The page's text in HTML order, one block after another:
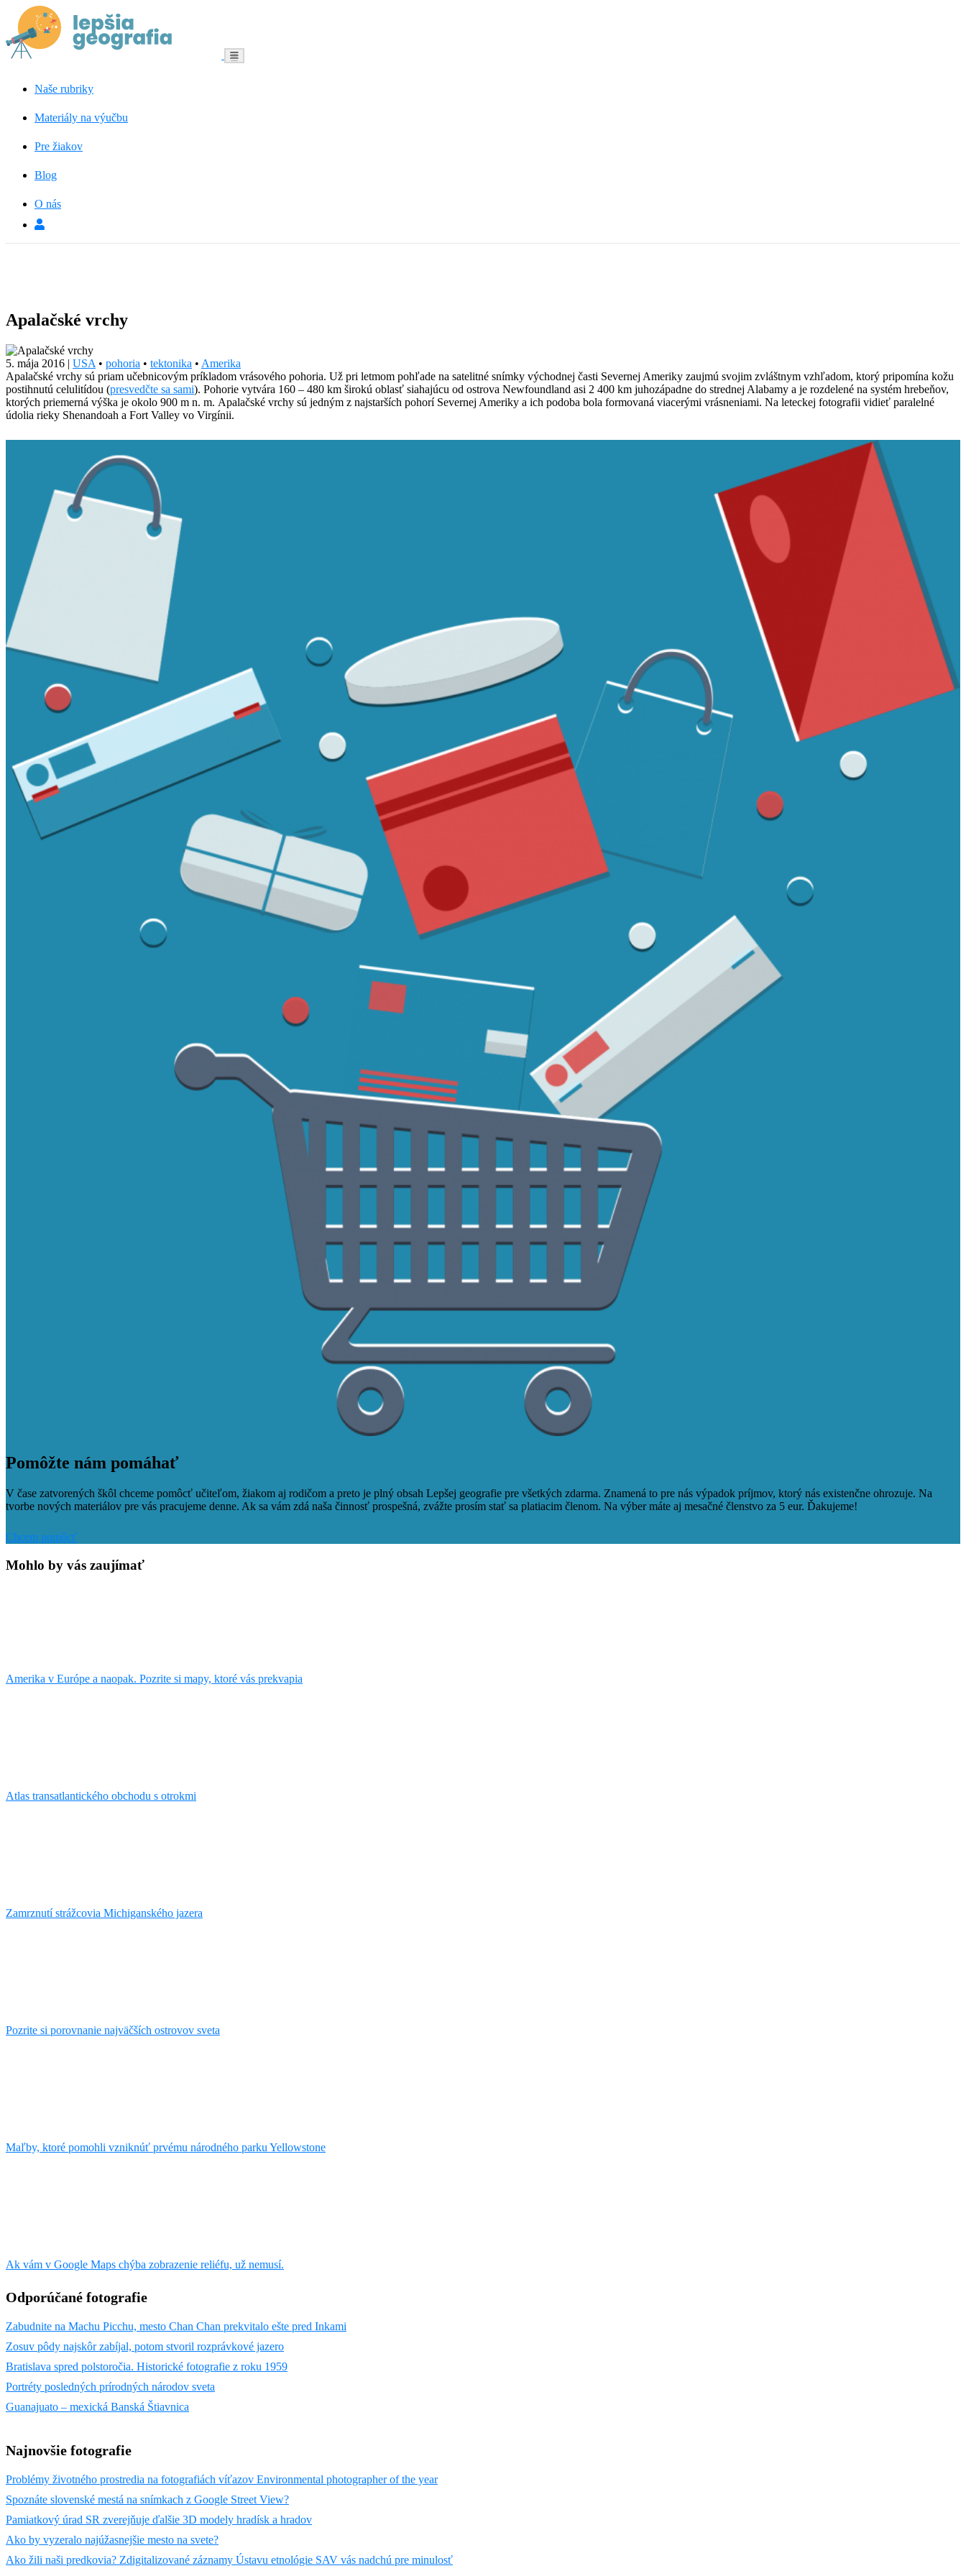
Menu
Naše rubriky
Materiály na výučbu
Pre žiakov
Blog
O nás
Apalačské vrchy
5. mája 2016 | USA • pohoria • tektonika • Amerika
Apalačské vrchy sú priam učebnicovým príkladom vrásového pohoria. Už pri letmom pohľade na satelitné snímky východnej časti Severnej Ameriky zaujmú svojim zvláštnym vzhľadom, ktorý pripomína kožu
postihnutú celulitídou (presvedčte sa sami). Pohorie vytvára 160 – 480 km širokú oblasť siahajúcu od ostrova Newfoundland asi 2 400 km juhozápadne do strednej Alabamy a je rozdelené na systém hrebeňov,
ktorých priemerná výška je okolo 900 m n. m. Apalačské vrchy sú jedným z najstarších pohorí Severnej Ameriky a ich podoba bola formovaná viacerými vrásneniami. Na leteckej fotografii vidieť paralelné
údolia rieky Shenandoah a Fort Valley vo Virgínii.
Pomôžte nám pomáhať
V čase zatvorených škôl chceme pomôcť učiteľom, žiakom aj rodičom a preto je plný obsah Lepšej geografie pre všetkých zdarma. Znamená to pre nás výpadok príjmov, ktorý nás existenčne ohrozuje. Na
tvorbe nových materiálov pre vás pracujeme denne. Ak sa vám zdá naša činnosť prospešná, zvážte prosím stať sa platiacim členom. Na výber máte aj mesačné členstvo za 5 eur. Ďakujeme!
Chcem pomôcť
Mohlo by vás zaujímať
Amerika v Európe a naopak. Pozrite si mapy, ktoré vás prekvapia
Atlas transatlantického obchodu s otrokmi
Zamrznutí strážcovia Michiganského jazera
Pozrite si porovnanie najväčších ostrovov sveta
Maľby, ktoré pomohli vzniknúť prvému národného parku Yellowstone
Ak vám v Google Maps chýba zobrazenie reliéfu, už nemusí.
Odporúčané fotografie
Zabudnite na Machu Picchu, mesto Chan Chan prekvitalo ešte pred Inkami
Zosuv pôdy najskôr zabíjal, potom stvoril rozprávkové jazero
Bratislava spred polstoročia. Historické fotografie z roku 1959
Portréty posledných prírodných národov sveta
Guanajuato – mexická Banská Štiavnica
Najnovšie fotografie
Problémy životného prostredia na fotografiách víťazov Environmental photographer of the year
Spoznáte slovenské mestá na snímkach z Google Street View?
Pamiatkový úrad SR zverejňuje ďalšie 3D modely hradísk a hradov
Ako by vyzeralo najúžasnejšie mesto na svete?
Ako žili naši predkovia? Zdigitalizované záznamy Ústavu etnológie SAV vás nadchú pre minulosť